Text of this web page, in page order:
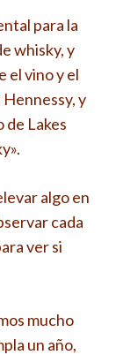
para la
whisky, y
el vino y el
y
de Lakes
algo en
cada
ver si
mucho
un año,